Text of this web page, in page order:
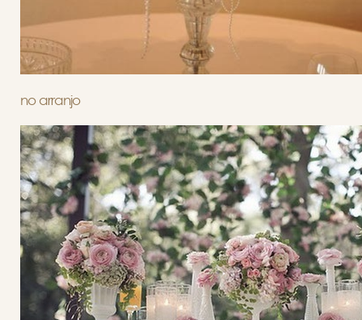
no arranjo